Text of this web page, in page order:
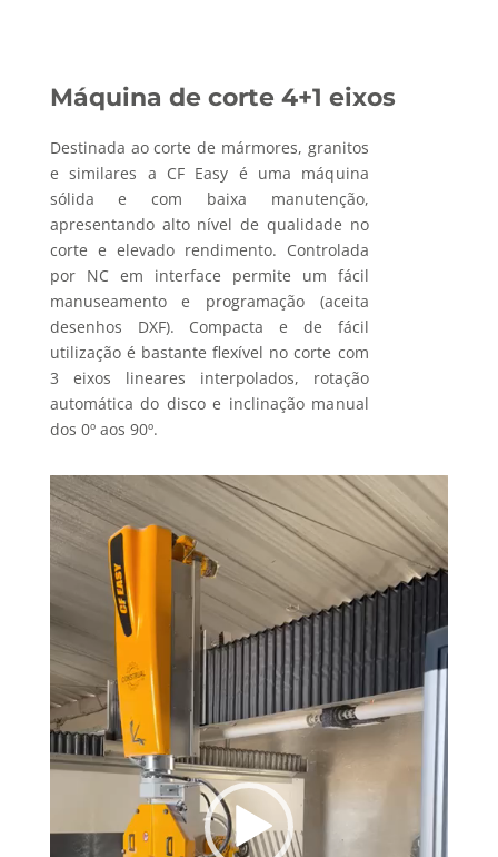
Máquina de corte 4+1 eixos
Destinada ao corte de mármores, granitos
e similares a CF Easy é uma máquina
sólida e com baixa manutenção,
apresentando alto nível de qualidade no
corte e elevado rendimento. Controlada
por NC em interface permite um fácil
manuseamento e programação (aceita
desenhos DXF). Compacta e de fácil
utilização é bastante flexível no corte com
3 eixos lineares interpolados, rotação
automática do disco e inclinação manual
dos 0º aos 90º.
Reprodutor
de
vídeo